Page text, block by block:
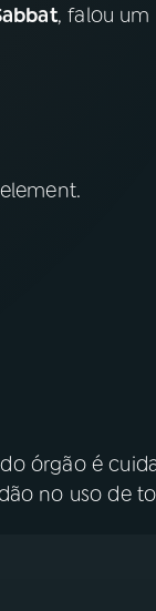
, falou
órgão é
no uso de